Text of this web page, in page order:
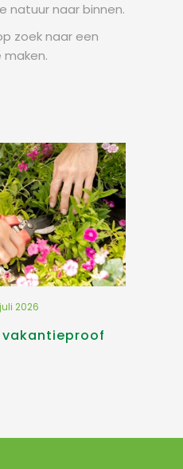
natuur naar binnen.
zoek naar een
2026